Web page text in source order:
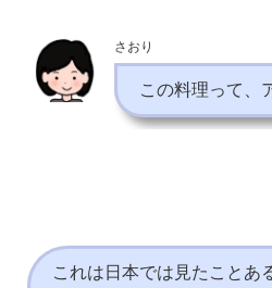
さおり
この料理って、
これは日本では見たことあ